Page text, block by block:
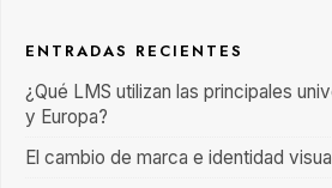
ENTRADAS RECIENTES
¿Qué LMS utilizan las principales
y Europa?
El cambio de marca e identidad